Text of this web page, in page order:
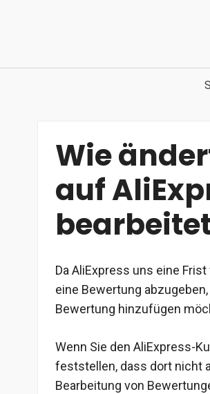
Wie
auf
Da AliExpress uns eine
eine Bewertung
Bewertung hinzufügen
Wenn Sie den AliExpress-
feststellen, dass dort nicht
Bearbeitung von